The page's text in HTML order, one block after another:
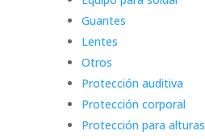
Guantes
Lentes
Otros
Protección auditiva
Protección corporal
Protección para alturas